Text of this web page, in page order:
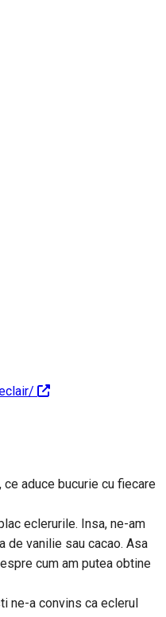
aduce bucurie cu fiecare
eclerurile. Insa, ne-am
de vanilie sau cacao. Asa
cum am putea obtine
ne-a convins ca eclerul